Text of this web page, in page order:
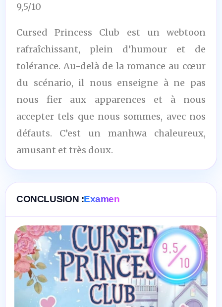
9,5/10
Cursed Princess Club est un webtoon
rafraîchissant, plein d’humour et de
tolérance. Au-delà de la romance au cœur
du scénario, il nous enseigne à ne pas
nous fier aux apparences et à nous
accepter tels que nous sommes, avec nos
défauts. C’est un manhwa chaleureux,
amusant et très doux.
CONCLUSION :Examen